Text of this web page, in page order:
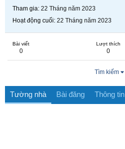
Tham gia 22 Tháng năm 2023
Hoạt động cuối 22 Tháng năm 2023
Bài viết
0
Lượt thích
0
Tìm kiếm
Tường nhà Bài đăng Thông tin